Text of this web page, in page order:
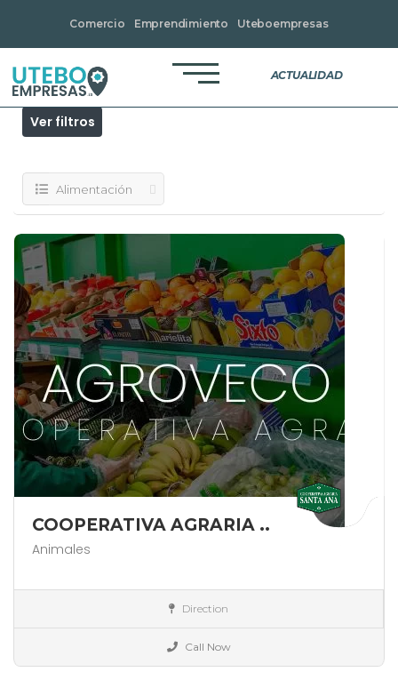
Comercio Emprendimiento Uteboempresas
ACTUALIDAD
Resultados para Alimentación Directorio
Ver filtros
Alimentación
COOPERATIVA AGRARIA ..
Animales
Direction
Call Now